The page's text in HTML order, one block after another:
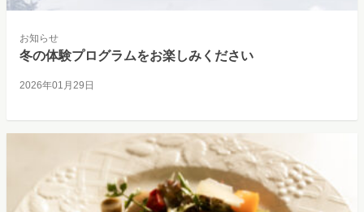
お知らせ
冬の体験プログラムをお楽しみください
2026年01月29日